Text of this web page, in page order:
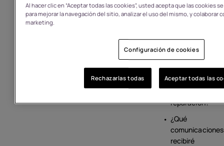
garantía de
un producto
comprado en
HMD?
¿Cuáles son
sus opciones
de
reparación?
¿Qué
comunicaciones
recibiré
Al hacer clic en “Aceptar todas las cookies”, usted acepta que las cookies
para mejorar la navegación del sitio, analizar el uso del mismo, y colaborar
marketing.
Configuración de cookies
Rechazarlas todas Aceptar todas las